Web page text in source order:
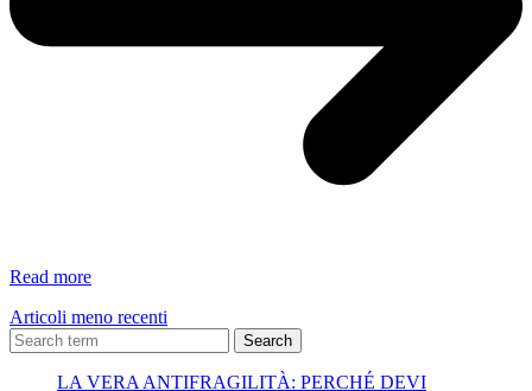
Read moreQUANDO
SENTI
GENTILE?
Articoli meno recenti
Search
LA VERA ANTIFRAGILITÀ: PERCHÉ DEVI